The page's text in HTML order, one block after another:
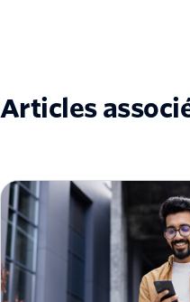
Articles